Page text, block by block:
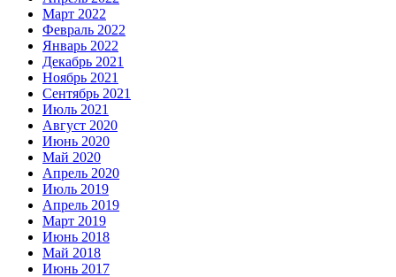
Март 2022
Февраль 2022
Январь 2022
Декабрь 2021
Ноябрь 2021
Сентябрь 2021
Июль 2021
Август 2020
Июнь 2020
Май 2020
Апрель 2020
Июль 2019
Апрель 2019
Март 2019
Июнь 2018
Май 2018
Июнь 2017